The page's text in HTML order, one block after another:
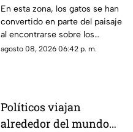
Privada Pedrera y
Barrancones
En esta zona, los gatos se han
convertido en parte del paisaje
al encontrarse sobre los
techos y las puertas de las
agosto 08, 2026 06:42 p. m.
Políticos viajan
alrededor del mundo